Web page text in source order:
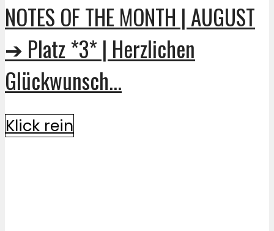
NOTES OF THE MONTH | AUGUST
➔ Platz *3* | Herzlichen
Glückwunsch...
Klick rein